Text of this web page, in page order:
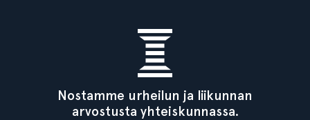
Nostamme urheilun ja liikunnan
arvostusta yhteiskunnassa.